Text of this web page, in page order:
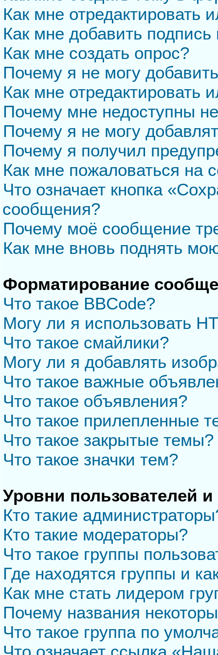
Как мне отредактировать
Как мне добавить
Как мне создать опрос?
Почему я не могу
Как мне отредактировать
Почему мне недоступны
Почему я не могу
Почему я получил
Как мне пожаловаться на
Что означает кнопка
сообщения?
Почему моё сообщение
Как мне вновь поднять
Форматирование
Что такое BBCode?
Могу ли я использовать
Что такое смайлики?
Могу ли я добавлять
Что такое важные
Что такое объявления?
Что такое прилепленные
Что такое закрытые темы?
Что такое значки тем?
Уровни пользователей
Кто такие
Кто такие модераторы?
Что такое группы
Где находятся группы и
Как мне стать лидером
Почему названия
Что такое группа по